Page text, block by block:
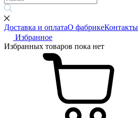
Доставка и оплатаО фабрикеКонтакты
Избранное
Избранных товаров пока нет